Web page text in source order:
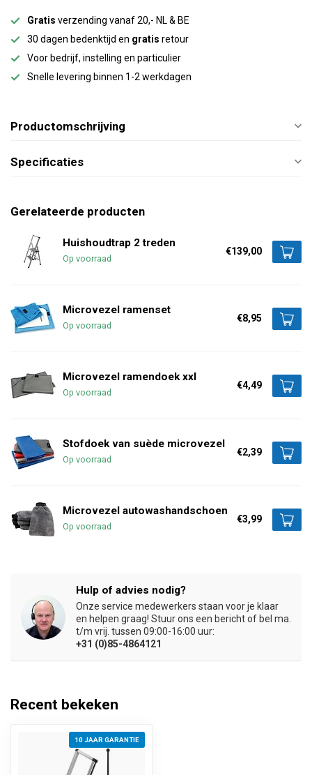
Gratis verzending vanaf 20,- NL & BE
30 dagen bedenktijd en gratis retour
Voor bedrijf, instelling en particulier
Snelle levering binnen 1-2 werkdagen
Productomschrijving
Specificaties
Gerelateerde producten
Huishoudtrap 2 treden
Op voorraad
€139,00
Microvezel ramenset
Op voorraad
€8,95
Microvezel ramendoek xxl
Op voorraad
€4,49
Stofdoek van suède microvezel
Op voorraad
€2,39
Microvezel autowashandschoen
Op voorraad
€3,99
Hulp of advies nodig?
Onze service medewerkers staan voor je klaar
en helpen graag! Stuur ons een bericht of bel ma.
t/m vrij. tussen 09:00-16:00 uur:
+31 (0)85-4864121
Recent bekeken
10 JAAR GARANTIE